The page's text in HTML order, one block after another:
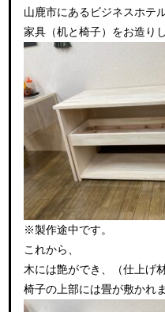
山鹿市にあるビジネスホテ
家具（机と椅子）をお造り
※製作途中です。
これから、
木には艶ができ、（仕上げ
椅子の上部には畳が敷かれま